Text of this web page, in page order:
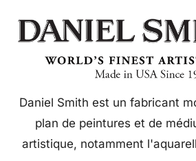
Daniel Smith est un fabricant
plan de peintures et de
artistique, notamment